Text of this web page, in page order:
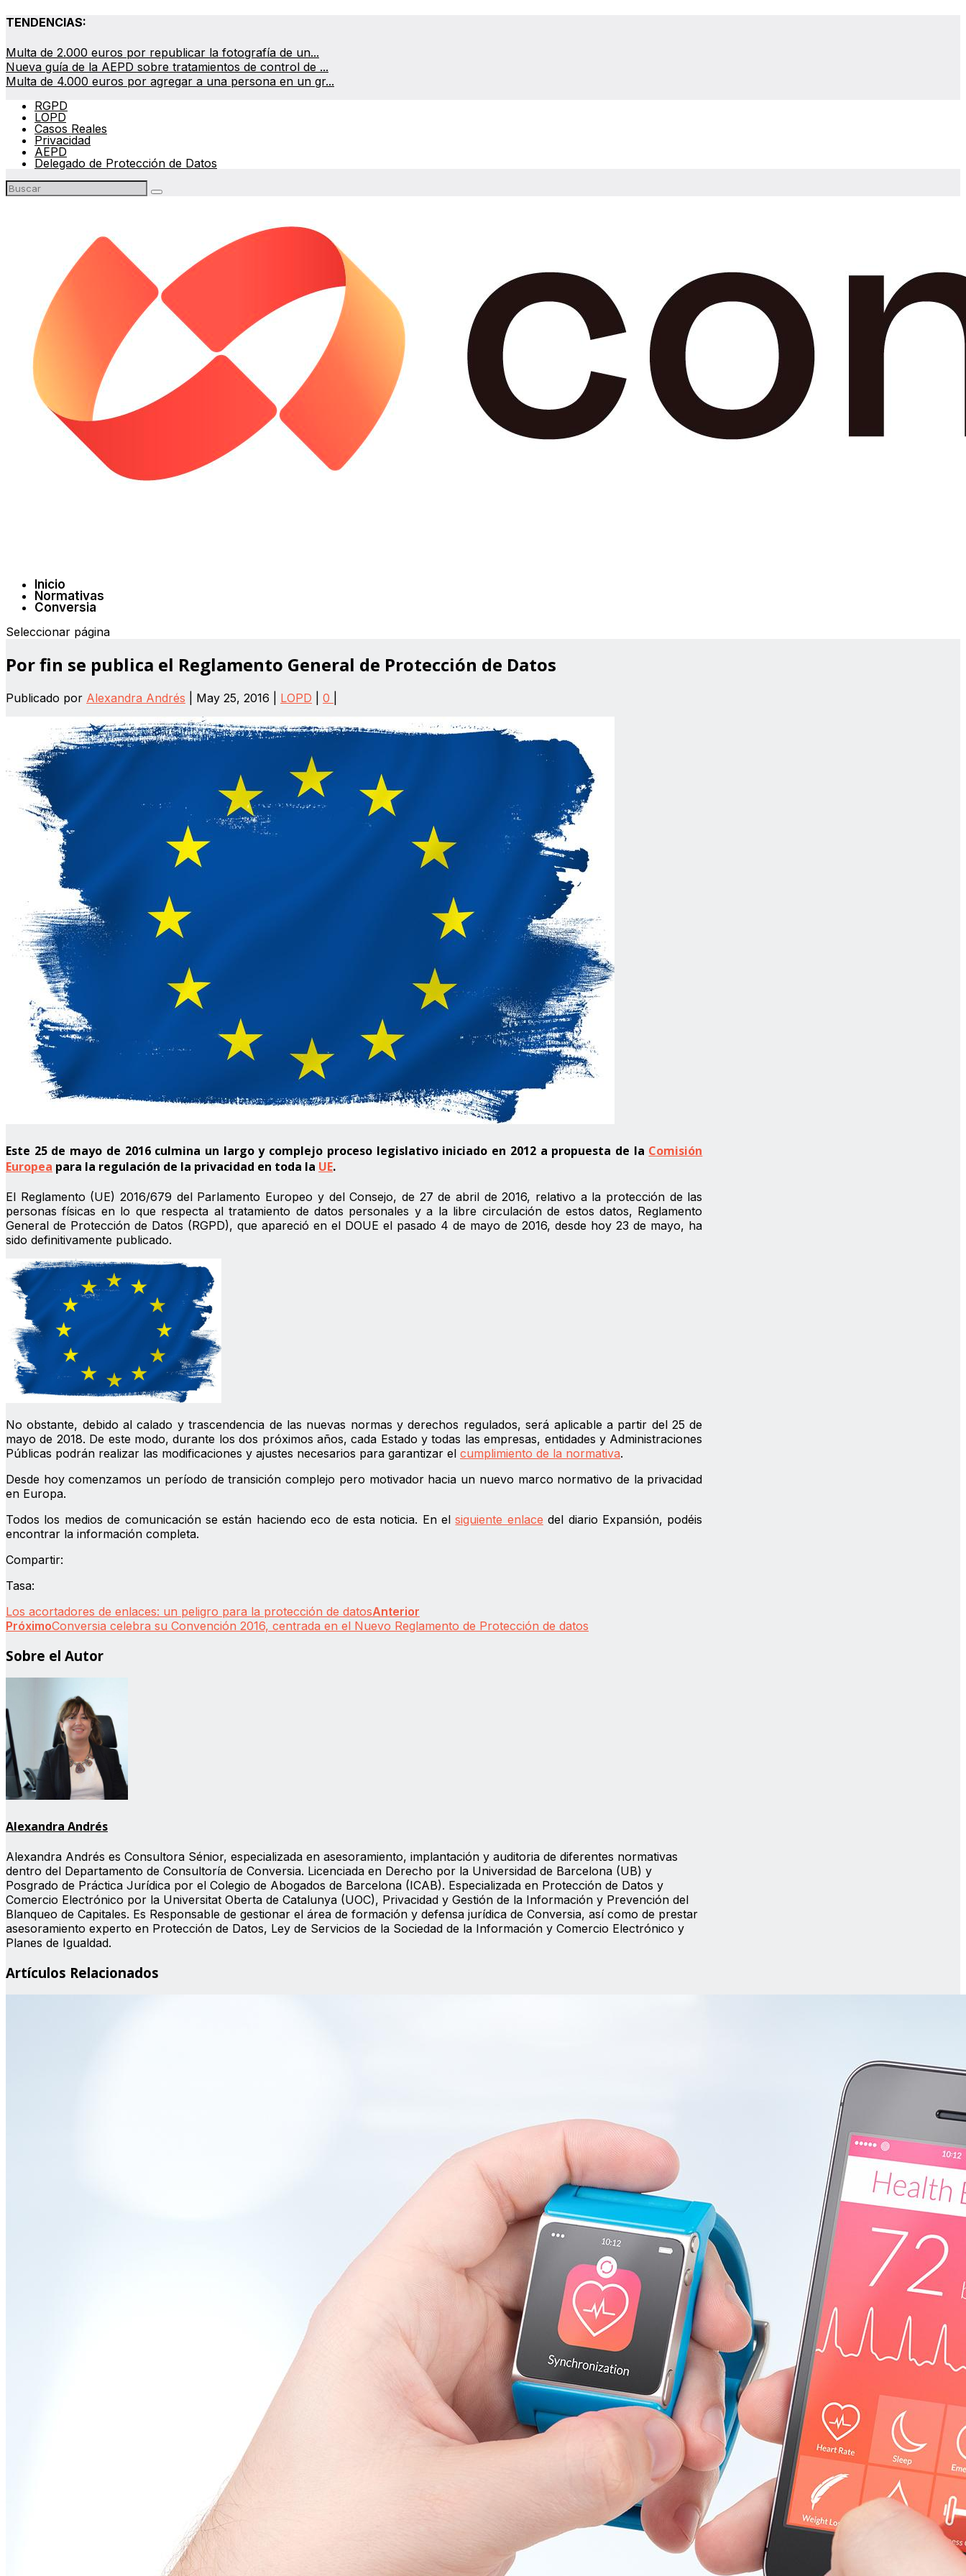
TENDENCIAS:
Multa de 2.000 euros por republicar la fotografía de un...
Nueva guía de la AEPD sobre tratamientos de control de ...
Multa de 4.000 euros por agregar a una persona en un gr...
RGPD
LOPD
Casos Reales
Privacidad
AEPD
Delegado de Protección de Datos
Inicio
Normativas
Conversia
Seleccionar página
Por fin se publica el Reglamento General de Protección de Datos
Publicado por Alexandra Andrés May 25, 2016 LOPD 0
Este 25 de mayo de 2016 culmina un largo y complejo proceso legislativo iniciado en 2012 a propuesta de la Comisión
Europea para la regulación de la privacidad en toda la UE.
El Reglamento (UE) 2016/679 del Parlamento Europeo y del Consejo, de 27 de abril de 2016, relativo a la protección de las
personas físicas en lo que respecta al tratamiento de datos personales y a la libre circulación de estos datos, Reglamento
General de Protección de Datos (RGPD), que apareció en el DOUE el pasado 4 de mayo de 2016, desde hoy 23 de mayo, ha
sido definitivamente publicado.
No obstante, debido al calado y trascendencia de las nuevas normas y derechos regulados, será aplicable a partir del 25 de
mayo de 2018. De este modo, durante los dos próximos años, cada Estado y todas las empresas, entidades y Administraciones
Públicas podrán realizar las modificaciones y ajustes necesarios para garantizar el cumplimiento de la normativa.
Desde hoy comenzamos un período de transición complejo pero motivador hacia un nuevo marco normativo de la privacidad
en Europa.
Todos los medios de comunicación se están haciendo eco de esta noticia. En elsiguiente enlace del diario Expansión, podéis
encontrar la información completa.
Compartir:
Tasa:
Los acortadores de enlaces: un peligro para la protección de datosAnterior
PróximoConversia celebra su Convención 2016, centrada en el Nuevo Reglamento de Protección de datos
Sobre el Autor
Alexandra Andrés
Alexandra Andrés es Consultora Sénior, especializada en asesoramiento, implantación y auditoria de diferentes normativas
dentro del Departamento de Consultoría de Conversia. Licenciada en Derecho por la Universidad de Barcelona (UB) y
Posgrado de Práctica Jurídica por el Colegio de Abogados de Barcelona (ICAB). Especializada en Protección de Datos y
Comercio Electrónico por la Universitat Oberta de Catalunya (UOC), Privacidad y Gestión de la Información y Prevención del
Blanqueo de Capitales. Es Responsable de gestionar el área de formación y defensa jurídica de Conversia, así como de prestar
asesoramiento experto en Protección de Datos, Ley de Servicios de la Sociedad de la Información y Comercio Electrónico y
Planes de Igualdad.
Artículos Relacionados